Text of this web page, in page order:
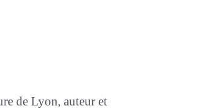
de Lyon, auteur et